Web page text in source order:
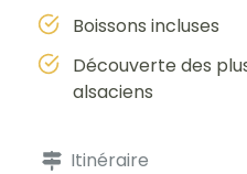
Itinéraire
Boissons incluses
Découverte des
alsaciens